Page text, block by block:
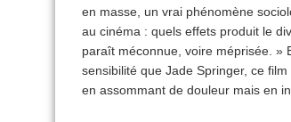
en masse, un vrai phénomène
au cinéma : quels effets produit le
paraît méconnue, voire méprisée. »
sensibilité que Jade Springer, ce
en assommant de douleur mais en